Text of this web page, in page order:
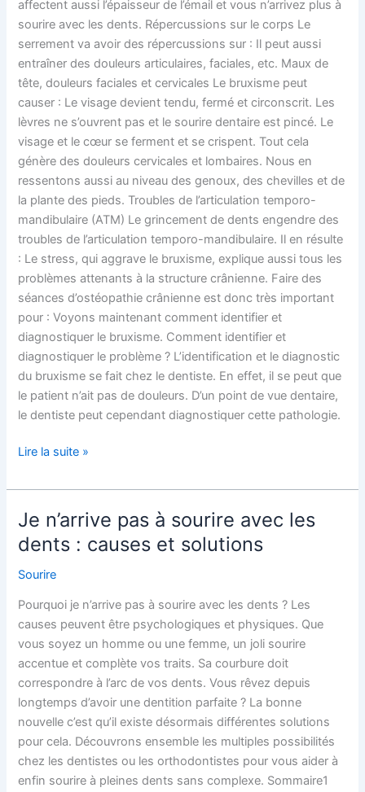
affectent aussi l’épaisseur de l’émail et vous n’arrivez plus à
sourire avec les dents. Répercussions sur le corps Le
serrement va avoir des répercussions sur : Il peut aussi
entraîner des douleurs articulaires, faciales, etc. Maux de
tête, douleurs faciales et cervicales Le bruxisme peut
causer : Le visage devient tendu, fermé et circonscrit. Les
lèvres ne s’ouvrent pas et le sourire dentaire est pincé. Le
visage et le cœur se ferment et se crispent. Tout cela
génère des douleurs cervicales et lombaires. Nous en
ressentons aussi au niveau des genoux, des chevilles et de
la plante des pieds. Troubles de l’articulation temporo-
mandibulaire (ATM) Le grincement de dents engendre des
troubles de l’articulation temporo-mandibulaire. Il en résulte
: Le stress, qui aggrave le bruxisme, explique aussi tous les
problèmes attenants à la structure crânienne. Faire des
séances d’ostéopathie crânienne est donc très important
pour : Voyons maintenant comment identifier et
diagnostiquer le bruxisme. Comment identifier et
diagnostiquer le problème ? L’identification et le diagnostic
du bruxisme se fait chez le dentiste. En effet, il se peut que
le patient n’ait pas de douleurs. D’un point de vue dentaire,
le dentiste peut cependant diagnostiquer cette pathologie.
Lire la suite »
Je n’arrive pas à sourire avec les
dents : causes et solutions
Sourire
Pourquoi je n’arrive pas à sourire avec les dents ? Les
causes peuvent être psychologiques et physiques. Que
vous soyez un homme ou une femme, un joli sourire
accentue et complète vos traits. Sa courbure doit
correspondre à l’arc de vos dents. Vous rêvez depuis
longtemps d’avoir une dentition parfaite ? La bonne
nouvelle c’est qu’il existe désormais différentes solutions
pour cela. Découvrons ensemble les multiples possibilités
chez les dentistes ou les orthodontistes pour vous aider à
enfin sourire à pleines dents sans complexe. Sommaire1
Je
n’arrive
pas
à
causes